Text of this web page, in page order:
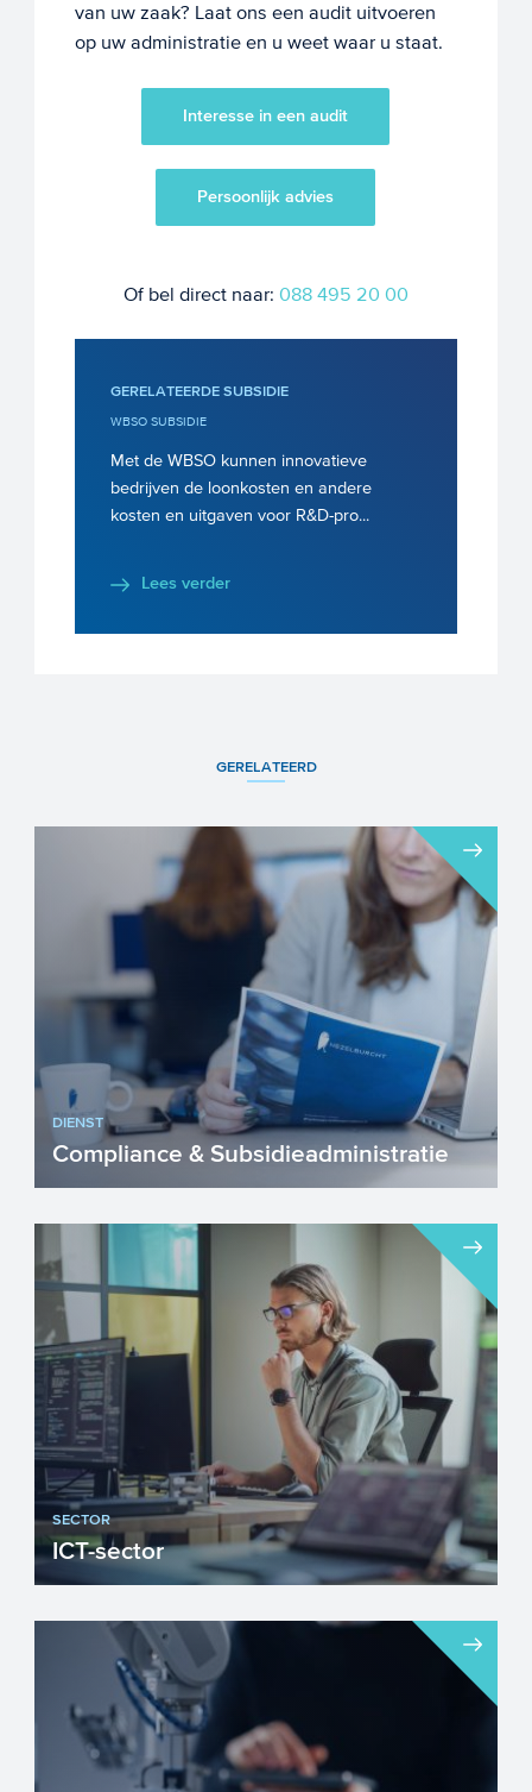
van uw zaak? Laat ons een audit uitvoeren
op uw administratie en u weet waar u staat.
Interesse in een audit
Persoonlijk advies
Of bel direct naar: 088 495 20 00
GERELATEERDE SUBSIDIE
WBSO SUBSIDIE
Met de WBSO kunnen innovatieve
bedrijven de loonkosten en andere
kosten en uitgaven voor R&D-pro...
Lees verder
GERELATEERD
DIENST
Compliance & Subsidieadministratie
SECTOR
ICT-sector
Innovatie is een belangrijke voorwaarde
voor economische groei. Toepassing van
ICT krijgt daarbij ee...